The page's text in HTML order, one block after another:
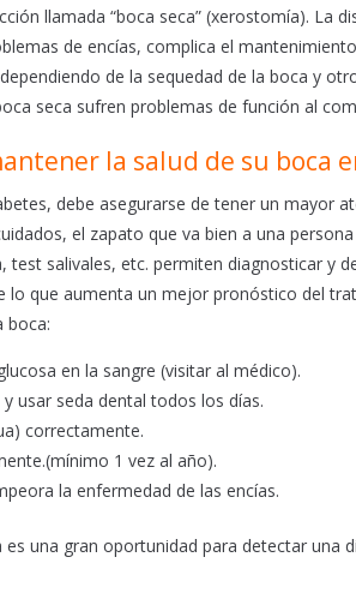
llamada “boca seca” (xerostomía). La
de encías, complica el
de la sequedad de la boca y
seca sufren problemas de función al
la salud de su boca
debe asegurarse de tener un mayor
el zapato que va bien a una
test salivales, etc. permiten diagnosticar y
lo que aumenta un mejor pronóstico del
boca:
en la sangre (visitar al médico).
usar seda dental todos los días.
correctamente.
1 vez al año).
la enfermedad de las encías.
una gran oportunidad para detectar una